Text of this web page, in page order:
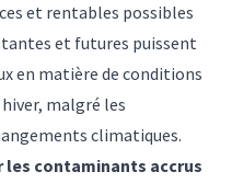
et rentables possibles
et futures puissent
en matière de conditions
malgré les
climatiques.
les contaminants accrus